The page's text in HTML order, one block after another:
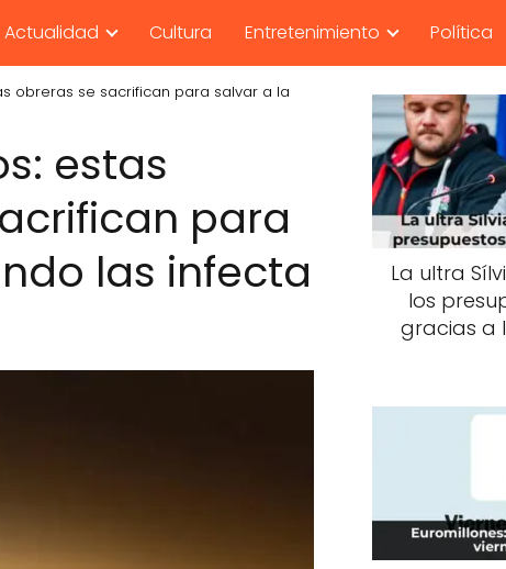
Actualidad Cultura Entretenimiento Política
obreras se sacrifican para salvar a la
estas
para
las infecta
La ultra
los
gracias a